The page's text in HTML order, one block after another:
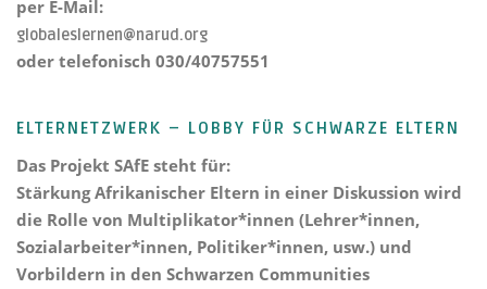
per E-Mail:
globaleslernen@narud.org
oder telefonisch 030/40757551
ELTERNETZWERK – LOBBY FÜR SCHWARZE ELTERN
Das Projekt SAfE steht für:
Stärkung Afrikanischer Eltern in einer Diskussion wird
die Rolle von Multiplikator*innen (Lehrer*innen,
Sozialarbeiter*innen, Politiker*innen, usw.) und
Vorbildern in den Schwarzen Communities